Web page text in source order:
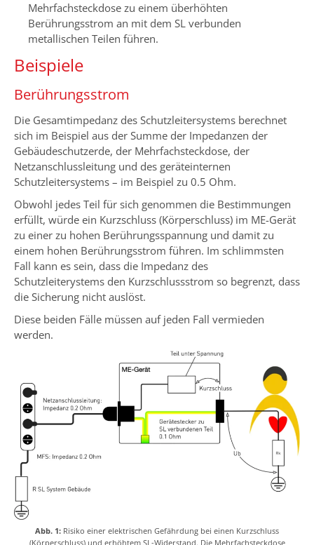
Mehrfachsteckdose zu einem überhöhten
Berührungsstrom an mit dem SL verbunden
metallischen Teilen führen.
Beispiele
Berührungsstrom
Die Gesamtimpedanz des Schutzleitersystems berechnet
sich im Beispiel aus der Summe der Impedanzen der
Gebäudeschutzerde, der Mehrfachsteckdose, der
Netzanschlussleitung und des geräteinternen
Schutzleitersystems – im Beispiel zu 0.5 Ohm.
Obwohl jedes Teil für sich genommen die Bestimmungen
erfüllt, würde ein Kurzschluss (Körperschluss) im ME-Gerät
zu einer zu hohen Berührungsspannung und damit zu
einem hohen Berührungsstrom führen. Im schlimmsten
Fall kann es sein, dass die Impedanz des
Schutzleiterystems den Kurzschlussstrom so begrenzt, dass
die Sicherung nicht auslöst.
Diese beiden Fälle müssen auf jeden Fall vermieden
werden.
Abb. 1: Risiko einer elektrischen Gefährdung bei einen Kurzschluss